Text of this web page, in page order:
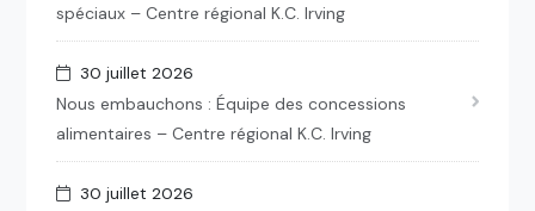
spéciaux – Centre régional K.C. Irving
30 juillet 2026
Nous embauchons : Équipe des concessions
alimentaires – Centre régional K.C. Irving
30 juillet 2026